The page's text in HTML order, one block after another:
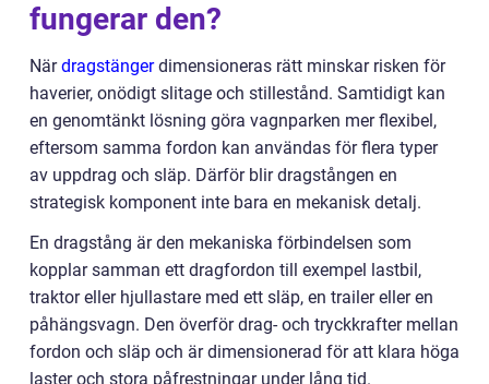
fungerar den?
Närdragstängerdimensioneras rätt minskar risken för
haverier, onödigt slitage och stillestånd. Samtidigt kan
en genomtänkt lösning göra vagnparken mer flexibel,
eftersom samma fordon kan användas för flera typer
av uppdrag och släp. Därför blir dragstången en
strategisk komponent inte bara en mekanisk detalj.
En dragstång är den mekaniska förbindelsen som
kopplar samman ett dragfordon till exempel lastbil,
traktor eller hjullastare med ett släp, en trailer eller en
påhängsvagn. Den överför drag- och tryckkrafter mellan
fordon och släp och är dimensionerad för att klara höga
laster och stora påfrestningar under lång tid.